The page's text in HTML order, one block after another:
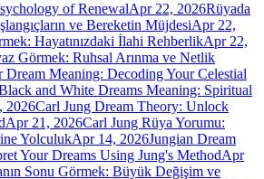
of RenewalApr 22, 2026Rüyada
ve Bereketin MüjdesiApr 22,
Hayatınızdaki İlahi RehberlikApr 22,
Görmek: Ruhsal Arınma ve Netlik
Dream Meaning: Decoding Your Celestial
and White Dreams Meaning: Spiritual
2026Carl Jung Dream Theory: Unlock
Apr 21, 2026Carl Jung Rüya Yorumu:
YolculukApr 14, 2026Jungian Dream
Your Dreams Using Jung's MethodApr
Sonu Görmek: Büyük Değişim ve